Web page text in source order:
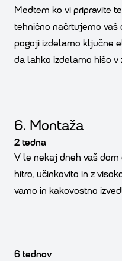
Medtem ko vi pripravite
tehnično načrtujemo vaš
pogoji izdelamo ključne
da lahko izdelamo hišo v
6. Montaža
2 tedna
V le nekaj dneh vaš
hitro, učinkovito in z
varno in kakovostno
6 tednov